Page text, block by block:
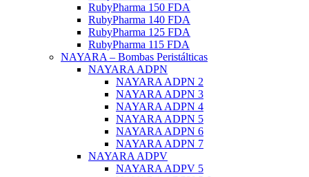
RubyPharma 150 FDA
RubyPharma 140 FDA
RubyPharma 125 FDA
RubyPharma 115 FDA
NAYARA – Bombas Peristálticas
NAYARA ADPN
NAYARA ADPN 2
NAYARA ADPN 3
NAYARA ADPN 4
NAYARA ADPN 5
NAYARA ADPN 6
NAYARA ADPN 7
NAYARA ADPV
NAYARA ADPV 5